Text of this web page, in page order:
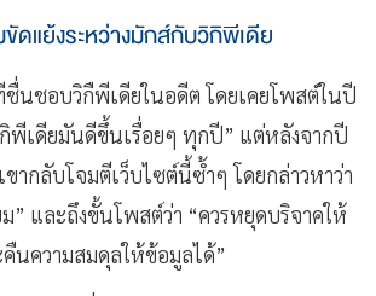
ขัดแย้งระหว่างมักส์กับวิกิพีเดีย
นชอบวิกืพีเดียในอดีต โดยเคยโพสต์ในปี
พีเดียมันดีขึ้นเรื่อยๆ ทุกปี” แต่หลังจากปี
ากลับโจมตีเว็บไซต์นี้ซ้ำๆ โดยกล่าวหาว่า
” และถึงขั้นโพสต์ว่า “ควรหยุดบริจาคให้
นความสมดุลให้ข้อมูลได้”